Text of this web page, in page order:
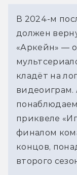
В 2024-м
должен
«Аркейн» —
кладёт на
видеоиграм.
приквеле
финалом
концов,
второго